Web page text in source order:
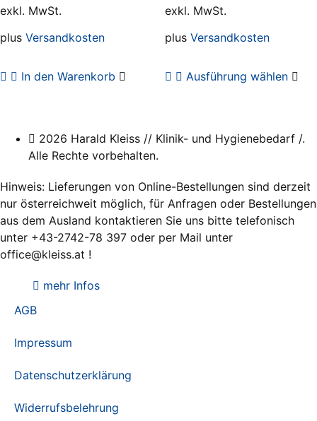
gewählt
werden
exkl. MwSt.
plus Versandkosten
In den Warenkorb
exkl. MwSt.
plus Versandkosten
Ausführung wählen
auf.
2026 Harald Kleiss // Klinik- und Hygienebedarf /.
Alle Rechte vorbehalten.
Hinweis: Lieferungen von Online-Bestellungen sind derzeit
nur österreichweit möglich, für Anfragen oder Bestellungen
aus dem Ausland kontaktieren Sie uns bitte telefonisch
unter +43-2742-78 397 oder per Mail unter
office@kleiss.at !
mehr Infos
AGB
Impressum
Datenschutzerklärung
Widerrufsbelehrung